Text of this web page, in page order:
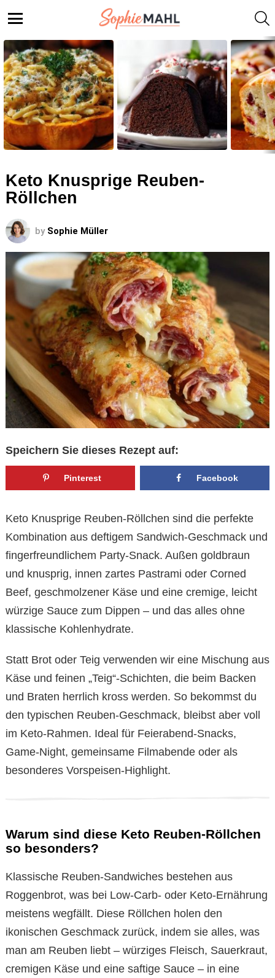
STORIES
Keto Knusprige Reuben-
Röllchen
by Sophie Müller
Speichern Sie dieses Rezept auf:
Pinterest Facebook
Keto Knusprige Reuben-Röllchen sind die perfekte
Kombination aus deftigem Sandwich-Geschmack und
fingerfreundlichem Party-Snack. Außen goldbraun
und knusprig, innen zartes Pastrami oder Corned
Beef, geschmolzener Käse und eine cremige, leicht
würzige Sauce zum Dippen – und das alles ohne
klassische Kohlenhydrate.
Statt Brot oder Teig verwenden wir eine Mischung aus
Käse und feinen „Teig“-Schichten, die beim Backen
und Braten herrlich kross werden. So bekommst du
den typischen Reuben-Geschmack, bleibst aber voll
im Keto-Rahmen. Ideal für Feierabend-Snacks,
Game-Night, gemeinsame Filmabende oder als
besonderes Vorspeisen-Highlight.
Warum sind diese Keto Reuben-Röllchen
so besonders?
Klassische Reuben-Sandwiches bestehen aus
Roggenbrot, was bei Low-Carb- oder Keto-Ernährung
meistens wegfällt. Diese Röllchen holen den
ikonischen Geschmack zurück, indem sie alles, was
man am Reuben liebt – würziges Fleisch, Sauerkraut,
cremigen Käse und eine saftige Sauce – in eine